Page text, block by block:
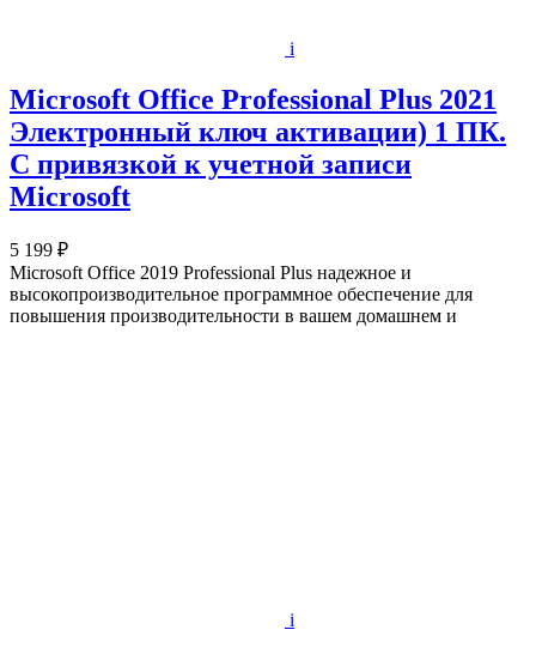
i
Microsoft Office Professional Plus 2021
Электронный ключ активации) 1 ПК.
С привязкой к учетной записи
Microsoft
5 199 ₽
Microsoft Office 2019 Professional Plus надежное и
высокопроизводительное программное обеспечение для
повышения производительности в вашем домашнем и
i